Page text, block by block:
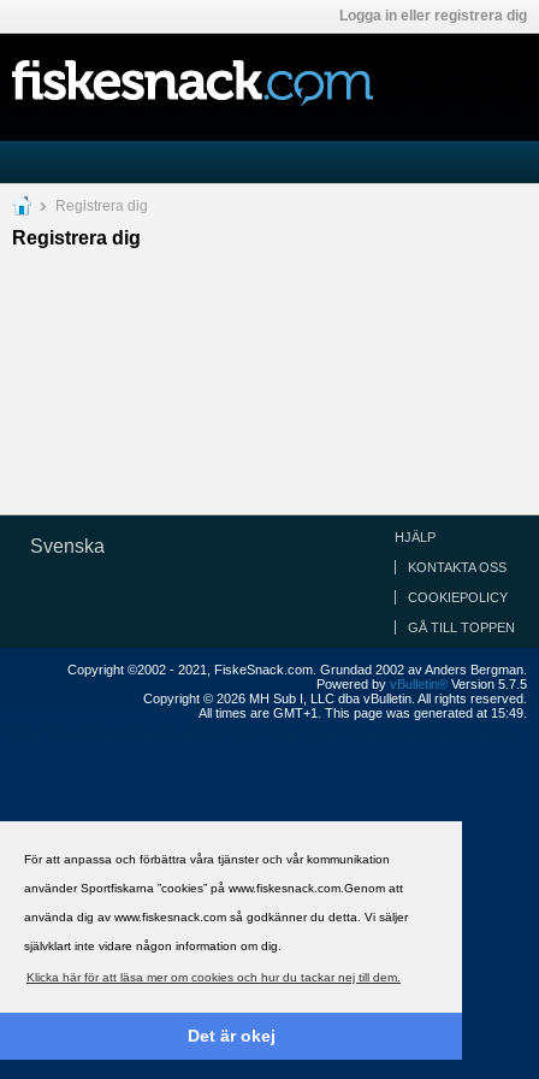
För att anpassa och förbättra våra tjänster och vår kommunikation
använder Sportfiskarna ”cookies” på www.fiskesnack.com.Genom att
använda dig av www.fiskesnack.com så godkänner du detta. Vi säljer
självklart inte vidare någon information om dig.
Klicka här för att läsa mer om cookies och hur du tackar nej till dem.
Det är okej
Logga in eller registrera dig
Registrera dig
Registrera dig
Svenska HJÄLP
KONTAKTA OSS
COOKIEPOLICY
GÅ TILL TOPPEN
Copyright ©2002 - 2021, FiskeSnack.com. Grundad 2002 av Anders Bergman.
Powered by vBulletin® Version 5.7.5
Copyright © 2026 MH Sub I, LLC dba vBulletin. All rights reserved.
All times are GMT+1. This page was generated at 15:49.